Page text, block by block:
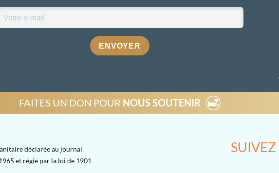
ENVOYER
FAITES UN DON POUR NOUS SOUTENIR
déclarée au journal
et régie par la loi de 1901
SUIVEZ